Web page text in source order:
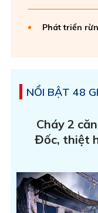
Phát triển
NỔI BẬT 48
Cháy 2
Đốc, thiệt